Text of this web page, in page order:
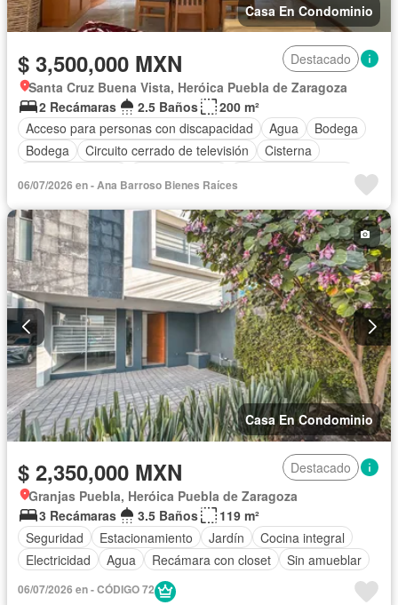
Casa En Condominio
$ 3,500,000 MXN
Destacado
Santa Cruz Buena Vista, Heróica Puebla de Zaragoza
2 Recámaras
2.5 Baños
200 m²
Acceso para personas con discapacidad
Agua
Bodega
Bodega
Circuito cerrado de televisión
Cisterna
Cuarto de servicio
Electricidad
Estacionamiento
Internet
Jardín Despacho
Recámara con closet
Seguridad
Televisión por cable
Wifi
Completamente amueblado
06/07/2026 en - Ana Barroso Bienes Raíces
Casa En Condominio
$ 2,350,000 MXN
Destacado
Granjas Puebla, Heróica Puebla de Zaragoza
3 Recámaras
3.5 Baños
119 m²
Seguridad
Estacionamiento Jardín
Cocina integral
Electricidad
Agua Recámara con closet Sin amueblar
06/07/2026 en - CÓDIGO 72